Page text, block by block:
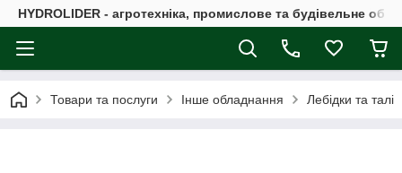
HYDROLIDER - агротехніка, промислове та будівельне
Товари та послуги Інше обладнання Лебідки та талі